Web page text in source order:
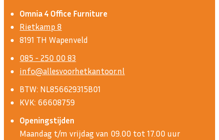
Omnia 4 Office Furniture
Rietkamp 8
8191 TH Wapenveld
085 - 250 00 83
info@allesvoorhetkantoor.nl
BTW: NL856629315B01
KVK: 66608759
Openingstijden
Maandag t/m vrijdag van 09.00 tot 17.00 uur